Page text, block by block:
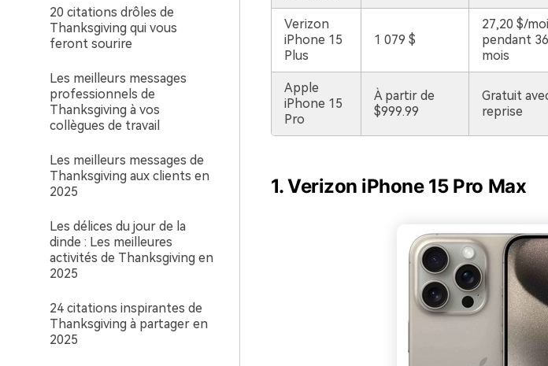
20 citations drôles de
Thanksgiving qui vous
feront sourire
Les meilleurs messages
professionnels de
Thanksgiving à vos
collègues de travail
Les meilleurs messages de
Thanksgiving aux clients en
2025
Les délices du jour de la
dinde : Les meilleures
activités de Thanksgiving en
2025
24 citations inspirantes de
Thanksgiving à partager en
2025
Verizon
iPhone 15
Plus
1 079 $
27,20 $/
pendant 36
mois
Apple
iPhone 15
Pro
À partir de
$999.99
Gratuit
reprise
1. Verizon iPhone 15 Pro Max